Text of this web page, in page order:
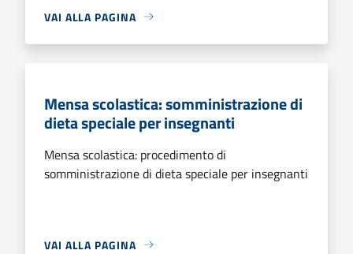
VAI ALLA PAGINA
Mensa scolastica: somministrazione di
dieta speciale per insegnanti
Mensa scolastica: procedimento di
somministrazione di dieta speciale per insegnanti
VAI ALLA PAGINA